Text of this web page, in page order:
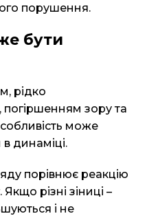
порушення.
бути
рідко
зору та
може
динаміці.
порівнює реакцію
різні зіниці –
і не